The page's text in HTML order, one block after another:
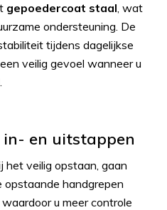
gepoedercoat staal, wat
ondersteuning. De
tijdens dagelijkse
veilig gevoel wanneer u
en uitstappen
het veilig opstaan, gaan
opstaande handgrepen
u meer controle